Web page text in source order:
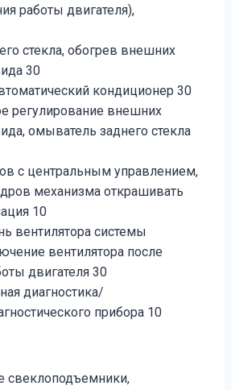
работы двигателя),
стекла, обогрев внешних
30
кондиционер 30
регулирование внешних
омыватель заднего стекла
с центральным управлением,
механизма открашивать
10
вентилятора системы
вентилятора после
двигателя 30
диагностика/
прибора 10
свеклоподъемники,